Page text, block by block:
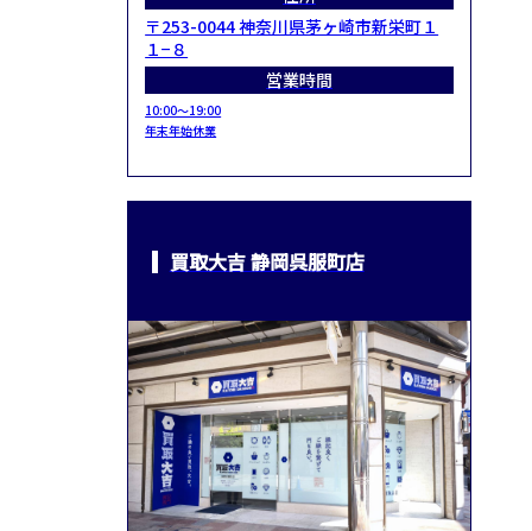
〒253-0044 神奈川県茅ヶ崎市新栄町１
１−８
営業時間
10:00～19:00
年末年始休業
買取大吉 静岡呉服町店